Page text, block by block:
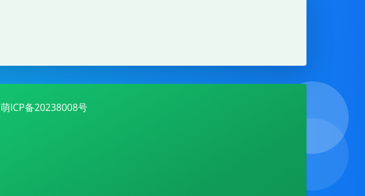
萌ICP备20238008号